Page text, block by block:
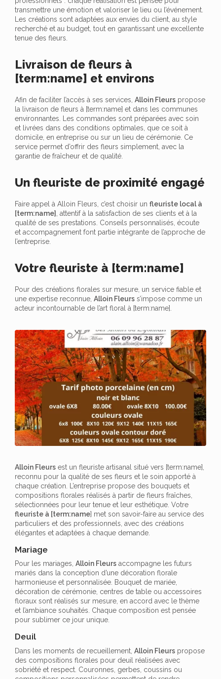
transmettre une émotion et valoriser le lieu ou l’événement.
Les créations sont adaptées aux envies du client, au style
recherché et au budget, tout en garantissant une excellente
tenue des fleurs.
Livraison de fleurs à
[term:name] et environs
Afin de faciliter l’accès à ses services, Alloin Fleurs propose
la livraison de fleurs à [term:name] et dans les communes
environnantes. Les commandes sont préparées avec soin
et livrées dans des conditions optimales, que ce soit à
domicile, en entreprise ou sur un lieu de cérémonie. Ce
service permet d’offrir des fleurs simplement, avec la
garantie de fraîcheur et de qualité.
Un fleuriste de proximité engagé
Faire appel à Alloin Fleurs, c’est choisir un fleuriste local à
[term:name]
, attentif à la satisfaction de ses clients et à la
qualité de ses prestations. Conseils personnalisés, écoute
et accompagnement font partie intégrante de l’approche de
l’entreprise.
Votre fleuriste à [term:name]
Pour des créations florales sur mesure, un service fiable et
une expertise reconnue, Alloin Fleurs s’impose comme un
acteur incontournable de l’art floral à [term:name].
Alloin Fleurs est un fleuriste artisanal situé vers [term:name],
reconnu pour la qualité de ses fleurs et le soin apporté à
chaque création. L’entreprise propose des bouquets et
compositions florales réalisés à partir de fleurs fraîches,
sélectionnées pour leur tenue et leur esthétique. Votre
fleuriste à [term:name] met son savoir-faire au service des
particuliers et des professionnels, avec des créations
élégantes et adaptées à chaque demande.
Mariage
Pour les mariages, Alloin Fleurs accompagne les futurs
mariés dans la conception d’une décoration florale
harmonieuse et personnalisée. Bouquet de mariée,
décoration de cérémonie, centres de table ou accessoires
floraux sont réalisés sur mesure, en accord avec le thème
et l’ambiance souhaités. Chaque composition est pensée
pour sublimer ce jour unique.
Deuil
Dans les moments de recueillement, Alloin Fleurs propose
des compositions florales pour deuil réalisées avec
sobriété et respect. Couronnes, gerbes, coussins ou